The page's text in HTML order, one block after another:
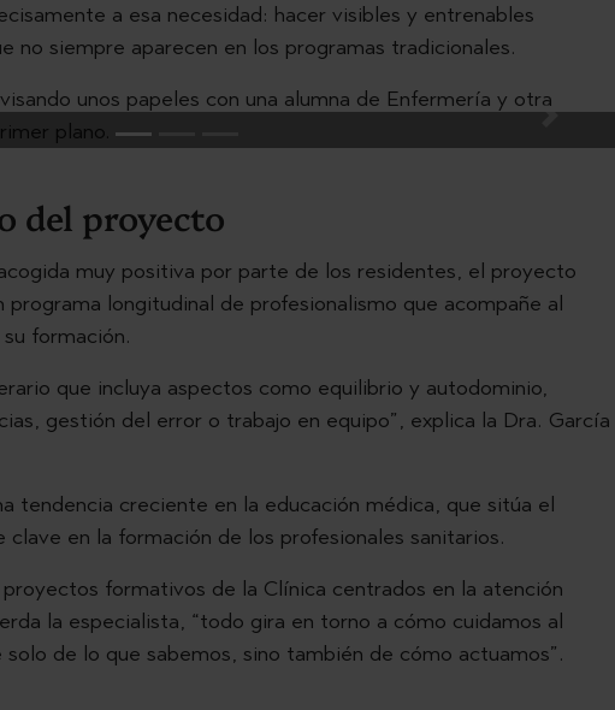
a esa necesidad: hacer visibles y entrenables
no siempre aparecen en los programas tradicionales.
del proyecto
muy positiva por parte de los residentes, el proyecto
programa longitudinal de profesionalismo que acompañe al
formación.
que incluya aspectos como equilibrio y autodominio,
gestión del error o trabajo en equipo”, explica la Dra. García
tendencia creciente en la educación médica, que sitúa el
clave en la formación de los profesionales sanitarios.
formativos de la Clínica centrados en la atención
la especialista, “todo gira en torno a cómo cuidamos al
de lo que sabemos, sino también de cómo actuamos”.